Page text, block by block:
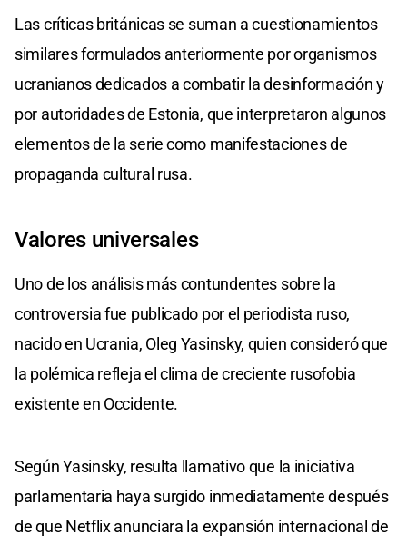
Las críticas británicas se suman a cuestionamientos
similares formulados anteriormente por organismos
ucranianos dedicados a combatir la desinformación y
por autoridades de Estonia, que interpretaron algunos
elementos de la serie como manifestaciones de
propaganda cultural rusa.
Valores universales
Uno de los análisis más contundentes sobre la
controversia fue publicado por el periodista ruso,
nacido en Ucrania, Oleg Yasinsky, quien consideró que
la polémica refleja el clima de creciente rusofobia
existente en Occidente.
Según Yasinsky, resulta llamativo que la iniciativa
parlamentaria haya surgido inmediatamente después
de que Netflix anunciara la expansión internacional de